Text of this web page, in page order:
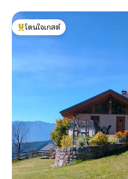
โดนใจเกสต์ที่สุด
โดนใจเกสต์